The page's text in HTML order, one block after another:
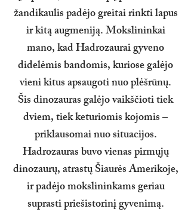
žandikaulis padėjo greitai rinkti lapus
ir kitą augmeniją. Mokslininkai
mano, kad Hadrozaurai gyveno
didelėmis bandomis, kuriose galėjo
vieni kitus apsaugoti nuo plėšrūnų.
Šis dinozauras galėjo vaikščioti tiek
dviem, tiek keturiomis kojomis –
priklausomai nuo situacijos.
Hadrozauras buvo vienas pirmųjų
dinozaurų, atrastų Šiaurės Amerikoje,
ir padėjo mokslininkams geriau
suprasti priešistorinį gyvenimą.